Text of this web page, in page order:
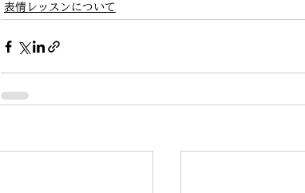
表情レッスンについて